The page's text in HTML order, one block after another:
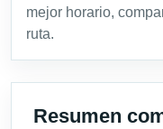
mejor horario,
ruta.
Resumen